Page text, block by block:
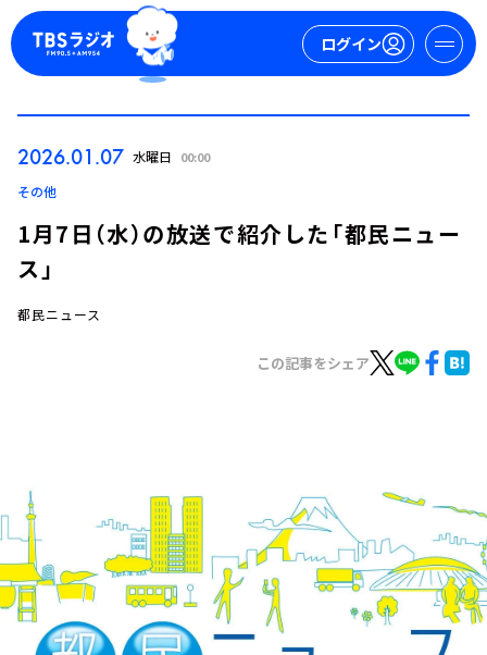
ログイン
イベント・グッズ
YouTube
会社情報
2026.01.07 水曜日 00:00
その他
1月7日（水）の放送で紹介した「都民ニュー
ス」
都民ニュース
この記事をシェア